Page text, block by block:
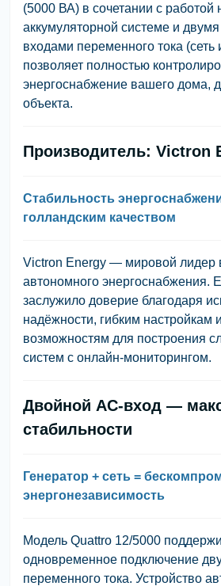
(5000 ВА) в сочетании с работой
аккумуляторной системе и
входами переменного тока (сеть
позволяет полностью
энергоснабжение вашего дома,
объекта.
Производитель: Victron
Стабильность
голландским качеством
Victron Energy — мировой лидер
автономного энергоснабжения.
заслужило доверие благодаря
надёжности, гибким настройкам
возможностям для построения
систем с онлайн-мониторингом.
Двойной AC-вход —
стабильности
Генератор + сеть =
энергонезависимость
Модель Quattro 12/5000
одновременное подключение
переменного тока. Устройство